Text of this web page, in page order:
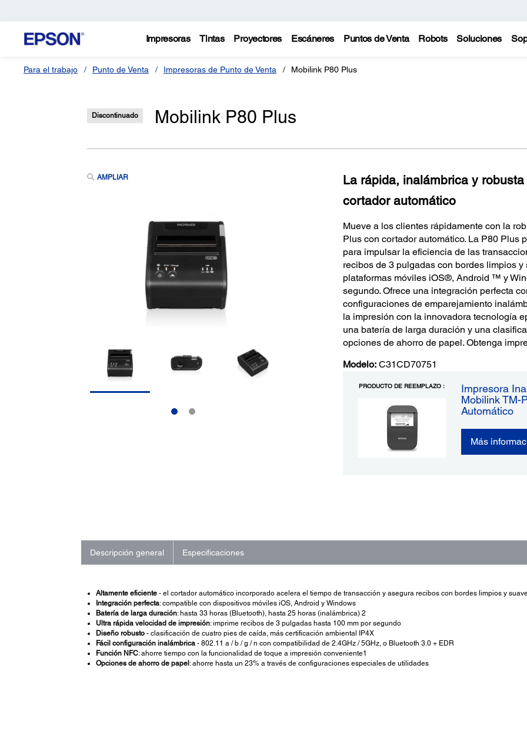
Impresoras Tintas Proyectores Escáneres Puntos de Venta Robots Soluciones
Para el trabajo Punto de Venta Impresoras de Punto de Venta Mobilink P80 Plus
Discontinuado Mobilink P80 Plus
AMPLIAR
La rápida, inalámbrica y
cortador automático
Mueve a los clientes rápidamente con la
Plus con cortador automático. La P80 Plus
para impulsar la eficiencia de las
recibos de 3 pulgadas con bordes limpios
plataformas móviles iOS®, Android ™ y
segundo. Ofrece una integración perfecta
configuraciones de emparejamiento
la impresión con la innovadora tecnología
una batería de larga duración y una
opciones de ahorro de papel. Obtenga
Modelo: C31CD70751
PRODUCTO DE REEMPLAZO :
Impresora
Mobilink TM-
Automático
Más
Descripción general Especificaciones
Altamente eficiente- el cortador automático incorporado acelera el tiempo de transacción y asegura recibos con bordes limpios y
Integración perfecta: compatible con dispositivos móviles iOS, Android y Windows
Batería de larga duración: hasta 33 horas (Bluetooth), hasta 25 horas (inalámbrica) 2
Ultra rápida velocidad de impresión: imprime recibos de 3 pulgadas hasta 100 mm por segundo
Diseño robusto- clasificación de cuatro pies de caída, más certificación ambiental IP4X
Fácil configuración inalámbrica- 802.11 a / b / g / n con compatibilidad de 2.4GHz / 5GHz, o Bluetooth 3.0 + EDR
Función NFC: ahorre tiempo con la funcionalidad de toque a impresión conveniente1
Opciones de ahorro de papel : ahorre hasta un 23% a través de configuraciones especiales de utilidades